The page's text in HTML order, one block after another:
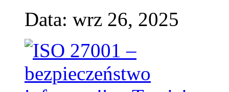
Data: wrz 26, 2025